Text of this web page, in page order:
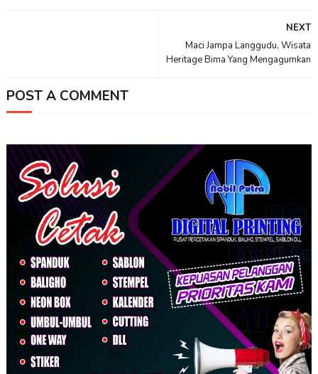
NEXT
Maci Jampa Langgudu, Wisata
Heritage Bima Yang Mengagumkan
POST A COMMENT